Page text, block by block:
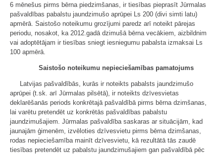
6 mēnešus pirms bērna piedzimšanas, ir tiesības pieprasīt Jūrmalas
pašvaldības pabalstu jaundzimušo aprūpei Ls 200 (divi simti latu)
apmērā. Saistošo noteikumu grozījumi paredz arī noteikt pārejas
periodu, nosakot, ka 2012.gadā dzimušā bērna vecākiem, aizbildnim
vai adoptētājam ir tiesības sniegt iesniegumu pabalsta izmaksai Ls
100 apmērā.
Saistošo noteikumu nepieciešamības pamatojums
Latvijas pašvaldībās, kurās ir noteikts pabalsts jaundzimušo
aprūpei (t.sk. arī Jūrmalas pilsētā), ir noteikts dzīvesvietas
deklarēšanās periods konkrētajā pašvaldībā pirms bērna dzimšanas,
lai varētu pretendēt uz konkrētās pašvaldības pabalstu
jaundzimušajiem. Jūrmalas pašvaldība saskaras ar situācijām, kad
jaunajām ģimenēm, izvēloties dzīvesvietu pirms bērna dzimšanas,
rodas nepieciešamība mainīt dzīvesvietu, kā rezultātā tās zaudē
tiesības pretendēt uz pabalstu jaundzimušajiem gan pašvaldībā pēc